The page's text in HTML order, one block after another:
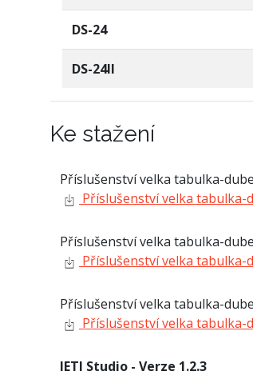
DS-24
DS-24II
Ke stažení
Příslušenství velka tabulka-
Příslušenství velka tabulka-
Příslušenství velka tabulka-
Příslušenství velka tabulka-
Příslušenství velka tabulka-
Příslušenství velka tabulka-
JETI Studio - Verze 1.2.3